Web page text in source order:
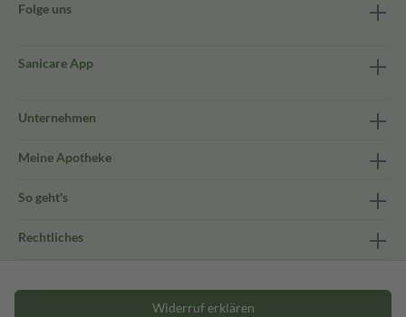
Folge uns
Sanicare App
Unternehmen
Meine Apotheke
So geht's
Rechtliches
Widerruf erklären